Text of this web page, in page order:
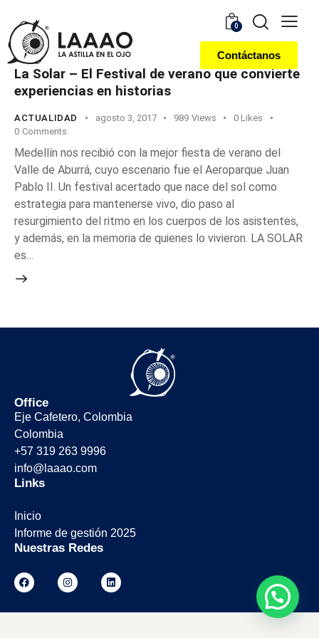
0
Contáctanos
La Solar – El Festival de verano que convierte
experiencias en historias
ACTUALIDAD agosto 3, 2017 989 Views 0 Likes
0 Comments
Medellín nos recibió con la mejor fiesta de verano del
Valle de Aburrá, cuyo escenario fue el Aeroparque Juan
Pablo II. Un festival acertado que nace del sol como
estrategia para mantenerse vivo, dio paso al
resurgimiento del ritmo en los cuerpos de los asistentes,
y además, en la memoria de quienes lo vivieron. LA SOLAR
es…
Office
Eje Cafetero, Colombia
Colombia
+57 319 263 9996
info@laaao.com
Links
Inicio
Informe de gestión 2025
Nuestras Redes